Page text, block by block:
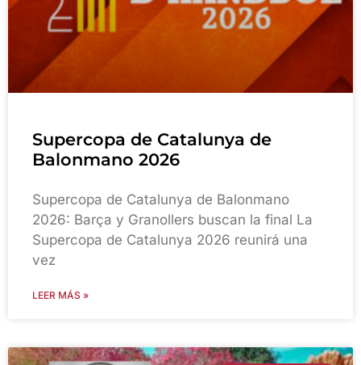
Supercopa de Catalunya de
Balonmano 2026
Supercopa de Catalunya de Balonmano
2026: Barça y Granollers buscan la final La
Supercopa de Catalunya 2026 reunirá una
vez
LEER MÁS »